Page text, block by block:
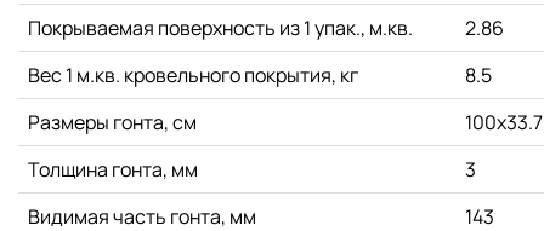
Покрываемая поверхность из 1 упак., м.кв.
2.86
Вес 1 м.кв. кровельного покрытия, кг
8.5
Размеры гонта, см
100x33.7
Толщина гонта, мм
3
Видимая часть гонта, мм
143